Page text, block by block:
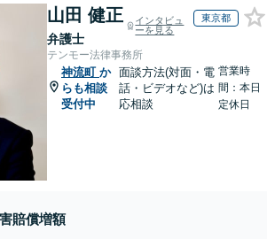
山田 健正
弁護士
インタビュ
ーを見る
東京都
テンモー法律事務所
神流町 か
らも相談
受付中
面談方法(対面・電
話・ビデオなど)は
応相談
営業時
間：本日
定休日
賠償増額